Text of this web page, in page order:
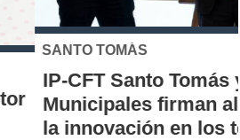
y Red de Hubs
alianza para impulsar
los territorios